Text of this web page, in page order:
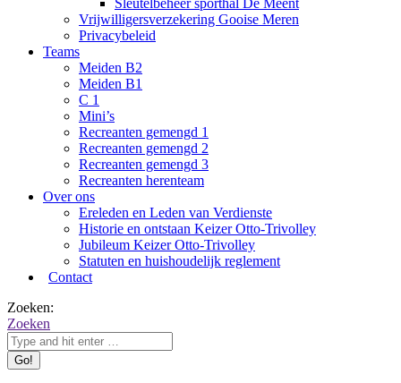
Sleutelbeheer sporthal De Meent
Vrijwilligersverzekering Gooise Meren
Privacybeleid
Teams
Meiden B2
Meiden B1
C 1
Mini’s
Recreanten gemengd 1
Recreanten gemengd 2
Recreanten gemengd 3
Recreanten herenteam
Over ons
Ereleden en Leden van Verdienste
Historie en ontstaan Keizer Otto-Trivolley
Jubileum Keizer Otto-Trivolley
Statuten en huishoudelijk reglement
Contact
Zoeken:
Zoeken